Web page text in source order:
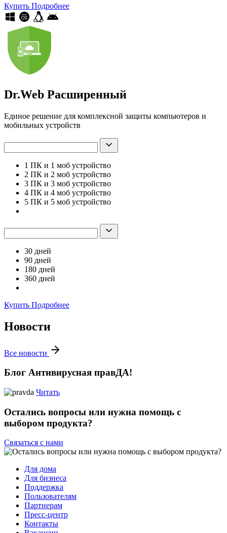
Купить Подробнее
Dr.Web Расширенный
Единое решение для комплексной защиты компьютеров и
мобильных устройств
1 ПК и 1 моб устройство
2 ПК и 2 моб устройство
3 ПК и 3 моб устройство
4 ПК и 4 моб устройство
5 ПК и 5 моб устройство
30 дней
90 дней
180 дней
360 дней
Купить Подробнее
Новости
Все новости
Блог Антивирусная правДА!
Читать
Остались вопросы или нужна помощь с
выбором продукта?
Связаться с нами
Для дома
Для бизнеса
Поддержка
Пользователям
Партнерам
Пресс-центр
Контакты